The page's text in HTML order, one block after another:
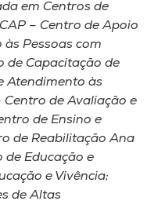
em Centros de
– Centro de Apoio
Pessoas com
de Capacitação de
Atendimento às
Centro de Avaliação e
de Ensino e
de Reabilitação Ana
de Educação e
e Vivência;
de Altas